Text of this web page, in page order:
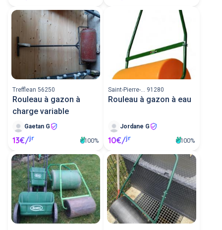
Trefflean 56250
Rouleau à gazon à
charge variable
Gaetan G
13€/jr 100%
Saint-Pierre-... 91280
Rouleau à gazon à eau
Jordane G
10€/jr 100%